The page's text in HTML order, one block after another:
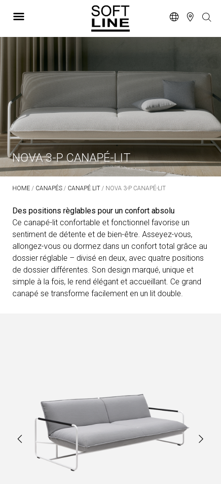
NOVA 3-P CANAPÉ-LIT
HOME / CANAPÉS / CANAPÉ LIT / NOVA 3-P CANAPÉ-LIT
Des positions règlables pour un confort absolu
Ce canapé-lit confortable et fonctionnel favorise un
sentiment de détente et de bien-être. Asseyez-vous,
allongez-vous ou dormez dans un confort total grâce au
dossier réglable – divisé en deux, avec quatre positions
de dossier différentes. Son design marqué, unique et
simple à la fois, le rend élégant et accueillant. Ce grand
canapé se transforme facilement en un lit double.